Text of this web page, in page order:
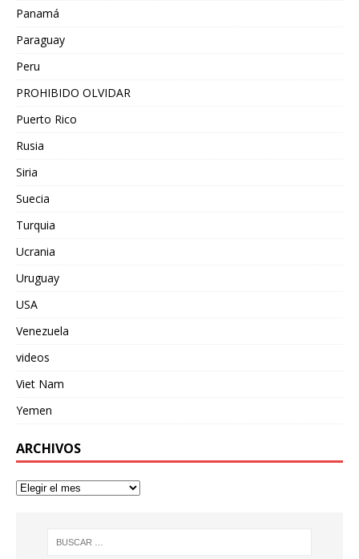
Panamá
Paraguay
Peru
PROHIBIDO OLVIDAR
Puerto Rico
Rusia
Siria
Suecia
Turquia
Ucrania
Uruguay
USA
Venezuela
videos
Viet Nam
Yemen
ARCHIVOS